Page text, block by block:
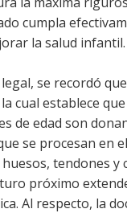
cumpla
la salud infantil.
se recordó
cual establece
de edad son
se procesan en
tendones y
próximo
Al respecto, la